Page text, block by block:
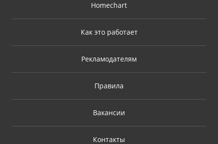
Homechart
Как это работает
Рекламодателям
Правила
Вакансии
Контакты